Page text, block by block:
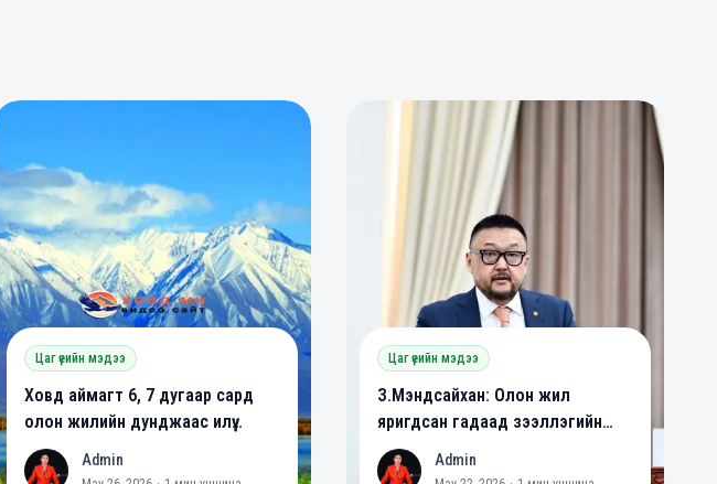
Цаг үеийн мэдээ
Ховд аймагт 6, 7 дугаар сард
олон жилийн дунджаас илүү
халуун байх төлөвтэй байна
A
Admin
Цаг үеийн мэдээ
З.Мэндсайхан: Олон жил
яригдсан гадаад зээллэгийн
хууль батлагдлаа
A
Admin